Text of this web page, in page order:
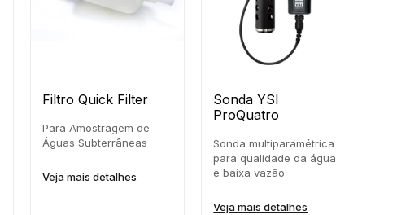
Filtro Quick Filter
Para Amostragem de
Águas Subterrâneas
Veja mais detalhes
Sonda YSI
ProQuatro
Sonda multiparamétrica
para qualidade da água
e baixa vazão
Veja mais detalhes